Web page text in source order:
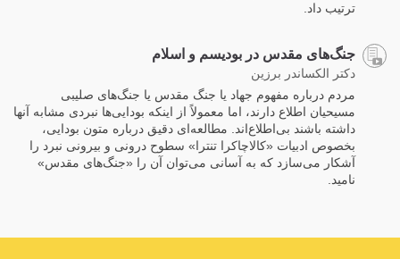
ترتیب داد.
جنگ‌های مقدس در بودیسم و اسلام
دکتر الکساندر برزین
مردم درباره مفهوم جهاد یا جنگ مقدس یا جنگ‌های صلیبی
مسیحیان اطلاع دارند، اما معمولاً از اینکه بودایی‌ها نبردی مشابه آنها
داشته‌ باشند بی‌اطلاع‌اند. مطالعه‌ای دقیق درباره متون بودایی،
بخصوص ادبیات «کالاچاکرا تنترا» سطوح درونی و بیرونی نبرد را
آشکار می‌سازد که به آسانی می‌توان آن را «جنگ‌های مقدس»
نامید.